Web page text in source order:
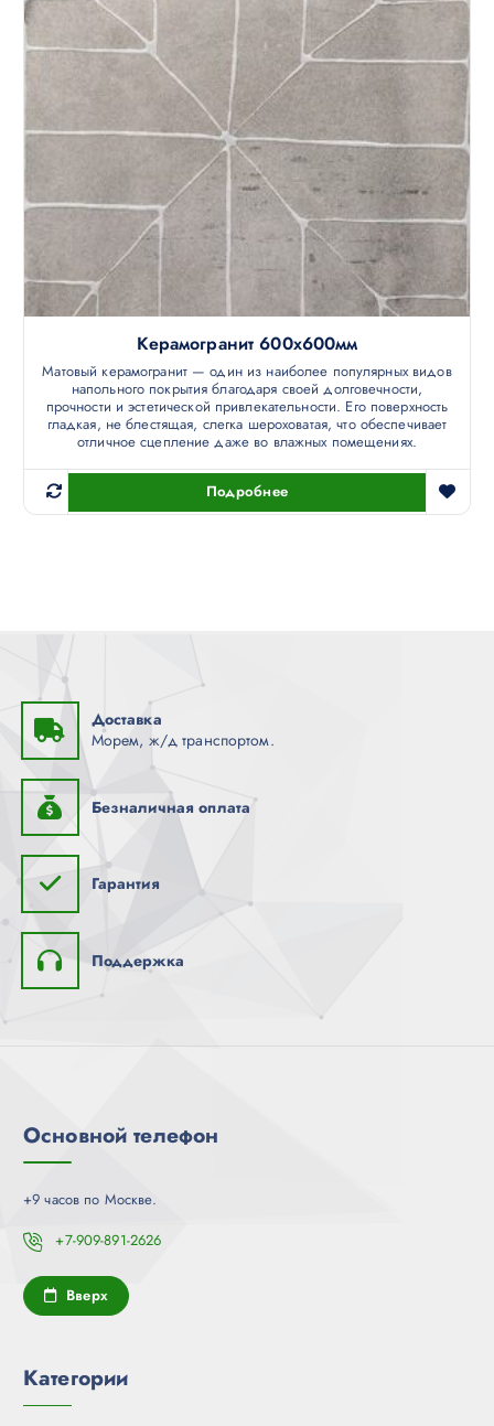
Керамогранит 600х600мм
Матовый керамогранит — один из наиболее популярных видов
напольного покрытия благодаря своей долговечности,
прочности и эстетической привлекательности. Его поверхность
гладкая, не блестящая, слегка шероховатая, что обеспечивает
отличное сцепление даже во влажных помещениях.
Подробнее
Доставка
Морем, ж/д транспортом.
Безналичная оплата
Гарантия
Поддержка
Основной телефон
+9 часов по Москве.
+7-909-891-2626
Вверх
Категории